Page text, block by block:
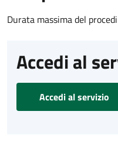
Durata massima del
Accedi al
Accedi al servizio